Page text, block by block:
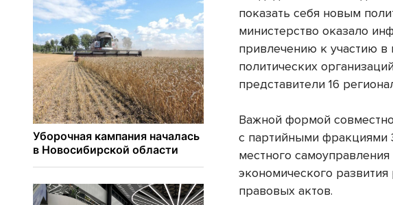
показать себя новым
министерство оказало
привлечению к участию в
политических
представители 16
Важной формой
с партийными фракциями
местного
экономического
правовых актов.